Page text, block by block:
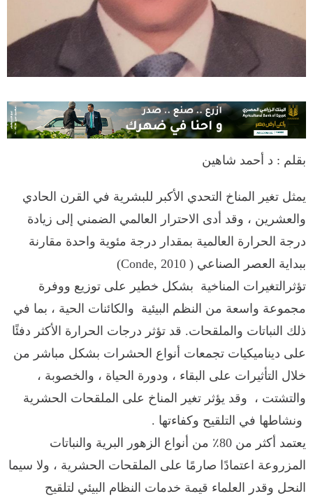
بقلم : د أحمد شاهين
يمثل تغير المناخ التحدي الأكبر للبشرية في القرن الحادي
والعشرين ، وقد أدى الاحترار العالمي الضمني إلى زيادة
درجة الحرارة العالمية بمقدار درجة مئوية واحدة مقارنة
ببداية العصر الصناعي ( 2010
Conde,
)
تؤثرالتغيرات المناخية بشكل خطير على توزيع ووفرة
مجموعة واسعة من النظم البيئية والكائنات الحية ، بما في
ذلك النباتات والملقحات. قد تؤثر درجات الحرارة الأكثر دفئًا
على ديناميكيات تجمعات أنواع الحشرات بشكل مباشر من
خلال التأثيرات على البقاء ، ودورة الحياة ، والخصوبة ،
والتشتت ، وقد يؤثر تغير المناخ على الملقحات الحشرية
ونشاطها في التلقيح وكفاءتها .
يعتمد أكثر من 80٪ من أنواع الزهور البرية والنباتات
المزروعة اعتمادًا صارمًا على الملقحات الحشرية ، ولا سيما
النحل وقدر العلماء قيمة خدمات النظام البيئي لتلقيح